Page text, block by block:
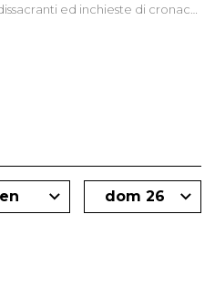
ed inchieste di cronaca
dom 26